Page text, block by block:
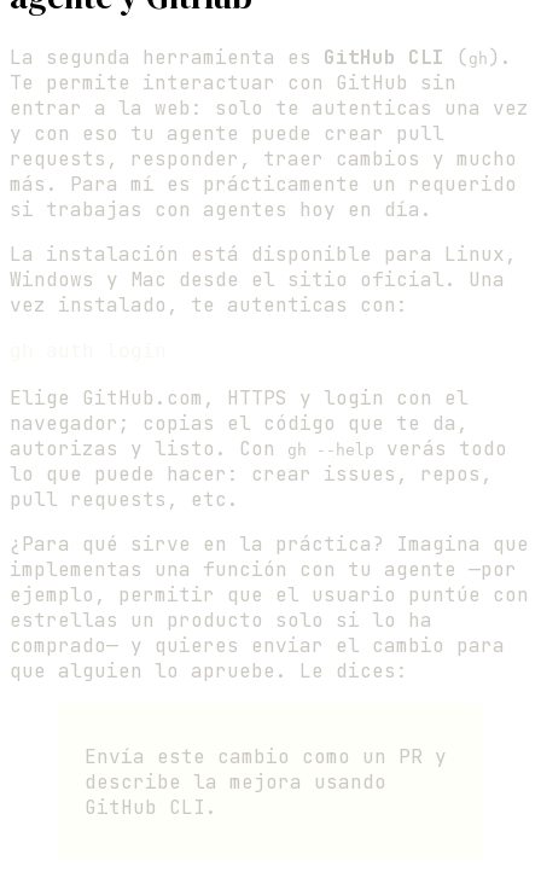
La segunda herramienta es GitHub CLI ( gh ).
Te permite interactuar con GitHub sin
entrar a la web: solo te autenticas una vez
y con eso tu agente puede crear pull
requests, responder, traer cambios y mucho
más. Para mí es prácticamente un requerido
si trabajas con agentes hoy en día.
La instalación está disponible para Linux,
Windows y Mac desde el sitio oficial. Una
vez instalado, te autenticas con:
Elige GitHub.com, HTTPS y login con el
navegador; copias el código que te da,
autorizas y listo. Con
gh --help
verás todo
lo que puede hacer: crear issues, repos,
pull requests, etc.
¿Para qué sirve en la práctica? Imagina que
implementas una función con tu agente —por
ejemplo, permitir que el usuario puntúe con
estrellas un producto solo si lo ha
comprado— y quieres enviar el cambio para
que alguien lo apruebe. Le dices:
Envía este cambio como un PR y
describe la mejora usando
GitHub CLI.